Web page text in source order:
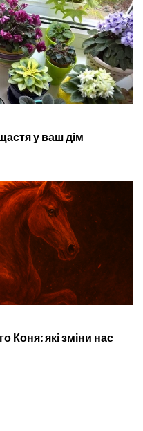
у ваш дім
Коня: які зміни нас